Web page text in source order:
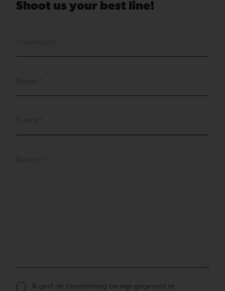
Shoot us your best line!
Ik geef de toestemming om mijn gegevens te